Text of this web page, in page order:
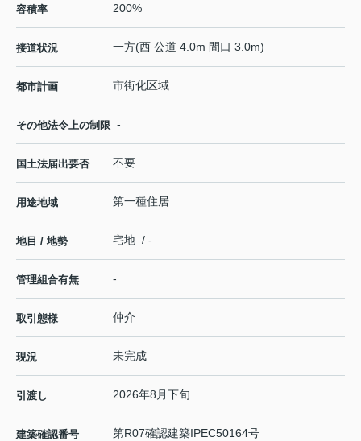
容積率 200%
接道状況 一方(西 公道 4.0m 間口 3.0m)
都市計画 市街化区域
その他法令上の制限 -
国土法届出要否 不要
用途地域 第一種住居
地目 / 地勢 宅地 / -
管理組合有無 -
取引態様 仲介
現況 未完成
引渡し 2026年8月下旬
建築確認番号 第R07確認建築IPEC50164号